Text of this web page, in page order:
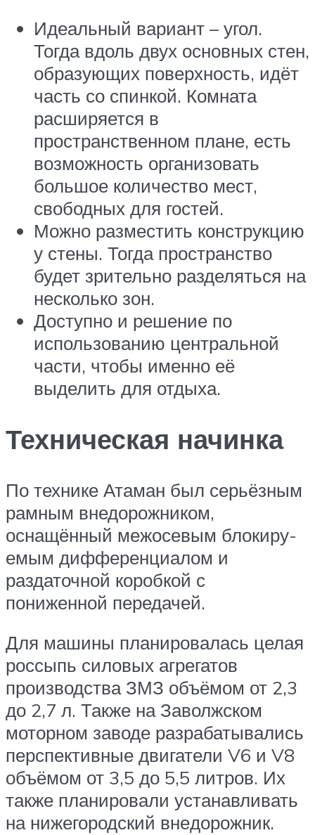
Идеальный вариант – угол.
Тогда вдоль двух основных стен,
образующих поверхность, идёт
часть со спинкой. Комната
расширяется в
пространственном плане, есть
возможность организовать
большое количество мест,
свободных для гостей.
Можно разместить конструкцию
у стены. Тогда пространство
будет зрительно разделяться на
несколько зон.
Доступно и решение по
использованию центральной
части, чтобы именно её
выделить для отдыха.
Техническая начинка
По технике Атаман был серьёзным
рамным внедорожником,
оснащённый межосевым блокиру­
емым дифференциалом и
раздаточной коробкой с
пониженной передачей.
Для машины планировалась целая
россыпь силовых агрегатов
производства ЗМЗ объёмом от 2,3
до 2,7 л. Также на Заволжском
моторном заводе разрабатывались
перспективные двигатели V6 и V8
объёмом от 3,5 до 5,5 литров. Их
также планировали устанавливать
на нижегородский вне­дорожник.